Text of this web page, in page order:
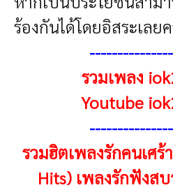
ร้องกันได้โดยอิสระเลย
รวมเพลง
Youtube
รวมฮิตเพลงรักคนเศร้
Hits) เพลงรักฟังส